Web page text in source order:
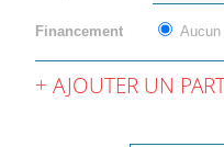
Financement Aucun
AJOUTER UN